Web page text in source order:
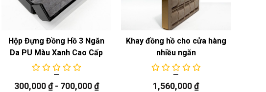
Hộp Đựng Đồng Hồ 3 Ngăn
Da PU Màu Xanh Cao Cấp
300,000₫- 700,000₫
Khay đồng hồ cho cửa hàng
nhiều ngăn
1,560,000₫